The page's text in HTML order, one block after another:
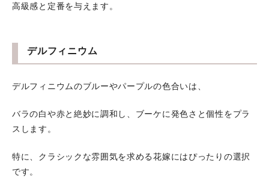
高級感と定番を与えます。
デルフィニウム
デルフィニウムのブルーやパープルの色合いは、
バラの白や赤と絶妙に調和し、ブーケに発色さと個性をプラ
スします。
特に、クラシックな雰囲気を求める花嫁にはぴったりの選択
です。